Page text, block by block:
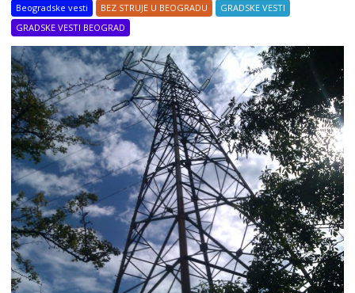
Beogradske vesti
BEZ STRUJE U BEOGRADU
GRADSKE VESTI
GRADSKE VESTI BEOGRAD